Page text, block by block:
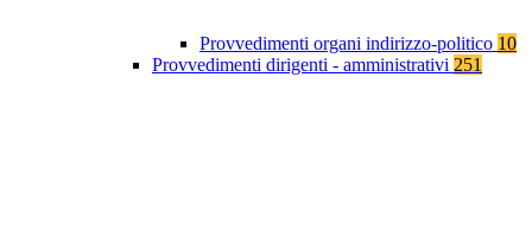
Provvedimenti organi indirizzo-politico 10
Provvedimenti dirigenti - amministrativi 251